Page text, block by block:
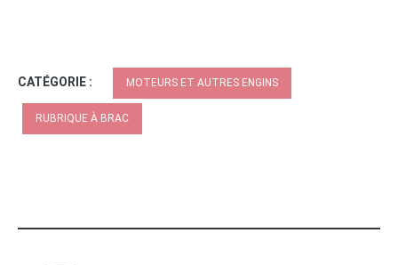
CATÉGORIE : MOTEURS ET AUTRES ENGINS
RUBRIQUE À BRAC